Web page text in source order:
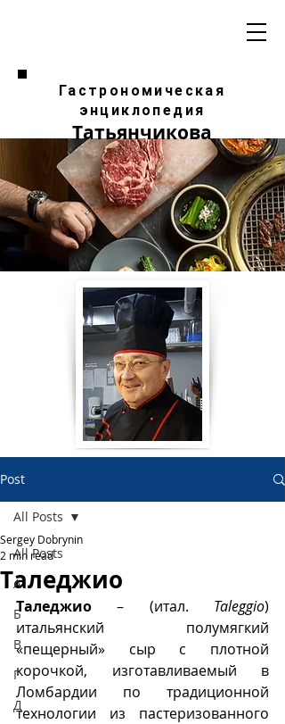
Гастрономическая
энциклопедия
Татьянчикова
Post
All Posts
А
Б
В
Г
Д
All Posts
Таледжио
Sergey Dobrynin
2 min read
Таледжио – (итал. Taleggio)
итальянский полумягкий
«пещерный» сыр с плотной
корочкой, изготавливаемый в
Ломбардии по традиционной
технологии из пастеризованного